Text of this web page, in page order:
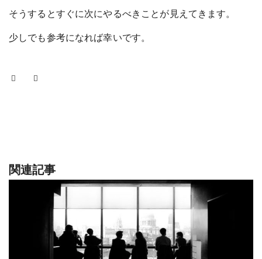
そうするとすぐに次にやるべきことが見えてきます。
少しでも参考になれば幸いです。
関連記事